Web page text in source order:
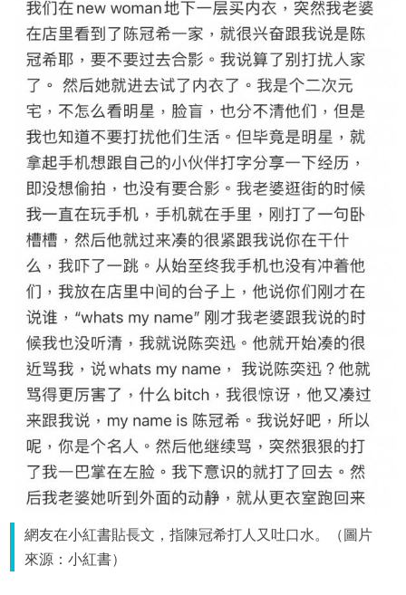
網友在小紅書貼長文，指陳冠希打人又吐口水。（圖片
來源：小紅書）